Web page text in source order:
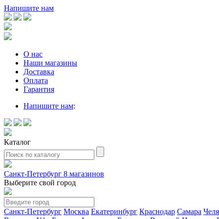
Напишите нам
О нас
Наши магазины
Доставка
Оплата
Гарантия
Напишите нам:
Каталог
Санкт-Петербург 8 магазинов
Выберите свой город
Санкт-Петербург Москва Екатеринбург Краснодар Самара